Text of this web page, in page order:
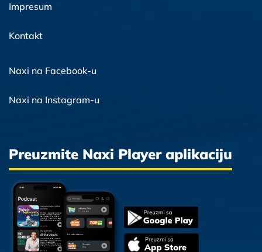
Impresum
Kontakt
Naxi na Facebook-u
Naxi na Instagram-u
Preuzmite Naxi Player aplikaciju